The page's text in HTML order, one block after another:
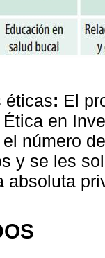
éticas: El
en
número
y se les
absoluta